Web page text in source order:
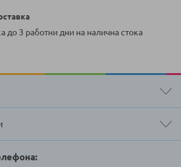
до 3 работни дни на налична стока